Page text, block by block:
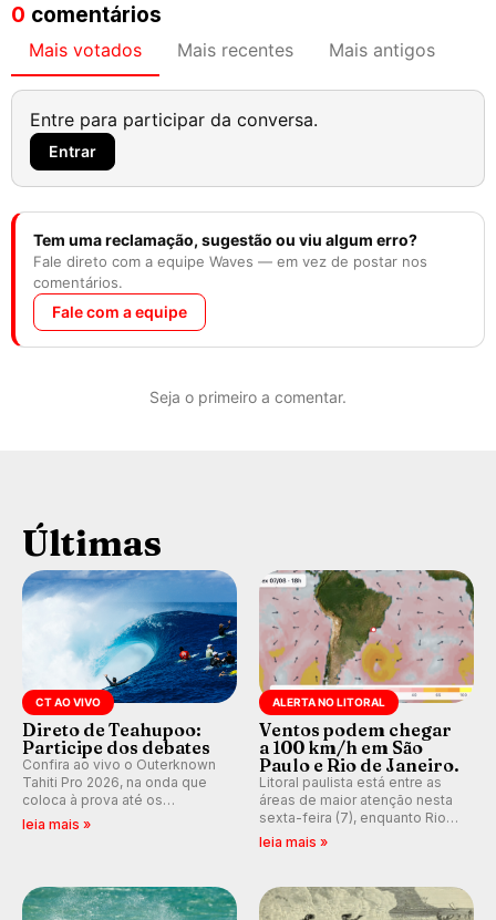
0 comentários
Mais votados Mais recentes Mais antigos
Entre para participar da conversa.
Entrar
Tem uma reclamação, sugestão ou viu algum erro?
Fale direto com a equipe Waves — em vez de postar nos
comentários.
Fale com a equipe
Seja o primeiro a comentar.
Últimas
CT AO VIVO
Direto de Teahupoo:
Participe dos debates
Confira ao vivo o Outerknown
Tahiti Pro 2026, na onda que
coloca à prova até os
melhores surfistas do mundo.
etapas da WSL.
leia mais »
ALERTA NO LITORAL
Ventos podem chegar
a 100 km/h em São
Paulo e Rio de Janeiro.
Litoral paulista está entre as
áreas de maior atenção nesta
sexta-feira (7), enquanto Rio
de Janeiro também recebe
km/h em Itanhaém.
leia mais »